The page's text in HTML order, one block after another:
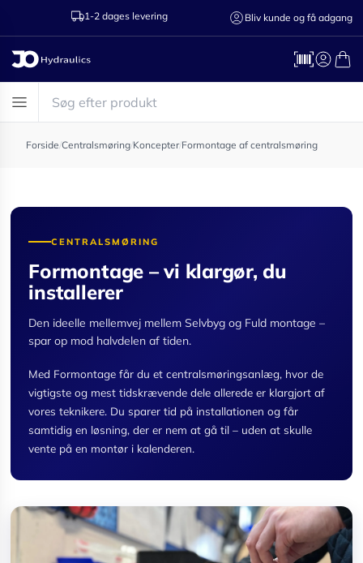
1-2 dages levering Ring til os
Bliv kunde og få adgang
Forside/Centralsmøring/Koncepter/Formontage af centralsmøring
CENTRALSMØRING
Formontage – vi klargør, du
installerer
Den ideelle mellemvej mellem Selvbyg og Fuld montage –
spar op mod halvdelen af tiden.
Med Formontage får du et centralsmøringsanlæg, hvor de
vigtigste og mest tidskrævende dele allerede er klargjort af
vores teknikere. Du sparer tid på installationen og får
samtidig en løsning, der er nem at gå til – uden at skulle
vente på en montør i kalenderen.